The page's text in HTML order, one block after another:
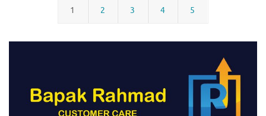
1 2 3 4 5